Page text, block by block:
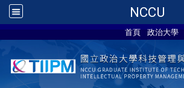
NCCU
首頁 政治大學